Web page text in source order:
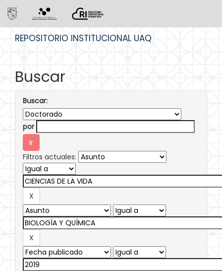
REPOSITORIO INSTITUCIONAL UAQ
Buscar
Buscar:
por
Filtros actuales: